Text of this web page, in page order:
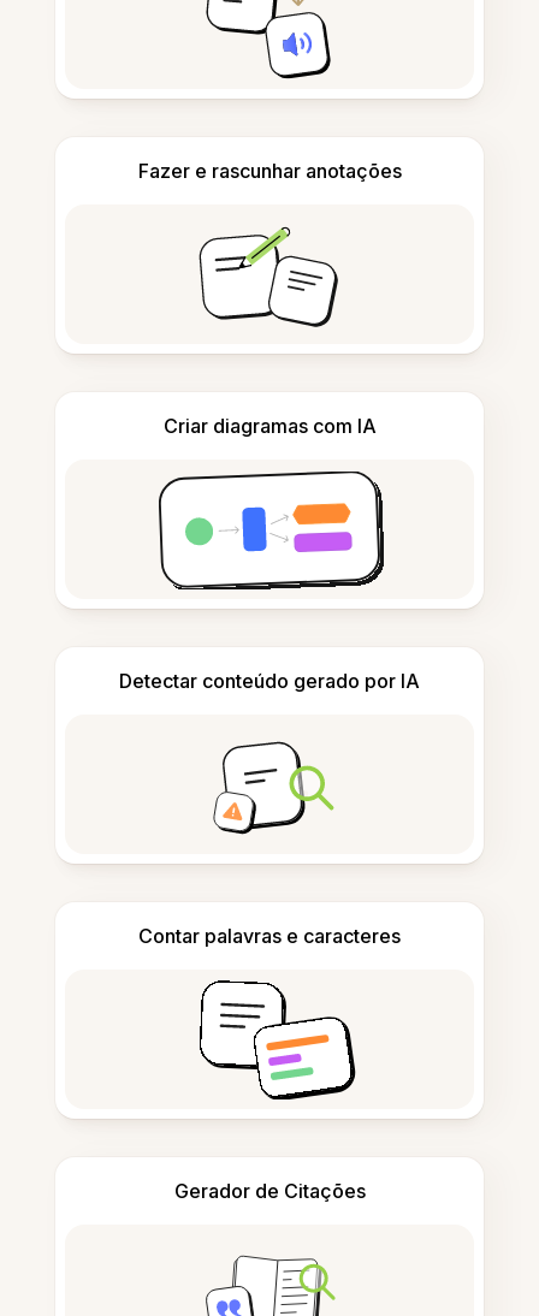
Fazer e rascunhar anotações
Criar diagramas com IA
Detectar conteúdo gerado por IA
Contar palavras e caracteres
Gerador de Citações